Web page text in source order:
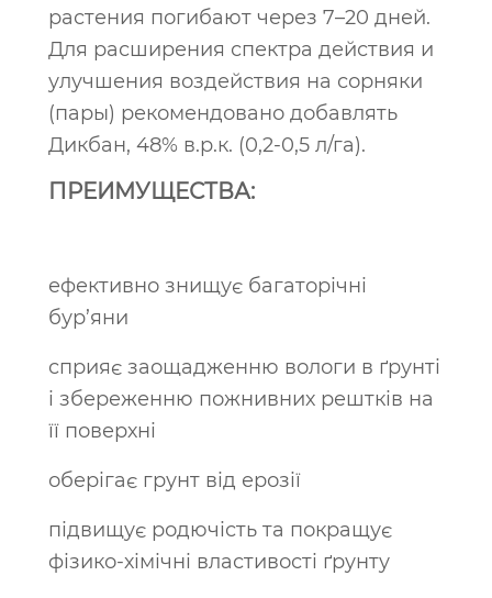
растения погибают через 7–20 дней.
Для расширения спектра действия и
улучшения воздействия на сорняки
(пары) рекомендовано добавлять
Дикбан, 48% в.р.к. (0,2-0,5 л/га).
ПРЕИМУЩЕСТВА:
ефективно знищує багаторічні
бур’яни
сприяє заощадженню вологи в ґрунті
і збереженню пожнивних рештків на
її поверхні
оберігає грунт від ерозії
підвищує родючість та покращує
фізико-хімічні властивості ґрунту